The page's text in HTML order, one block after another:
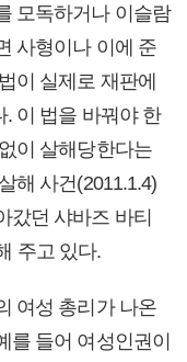
모독하거나 이슬람
사형이나 이에 준
이 실제로 재판에
이 법을 바꿔야 한
이 살해당한다는
해 사건(2011.1.4)
갔던 샤바즈 바티
주고 있다.
여성 총리가 나온
를 들어 여성인권이